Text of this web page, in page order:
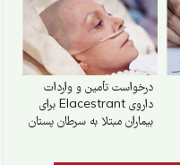
درخواست تأمین و واردات
داروی Elacestrant برای
بیماران مبتلا به سرطان پستان